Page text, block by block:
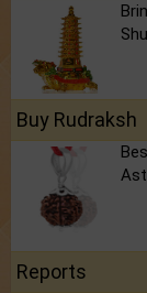
Buy Rudraksh
Reports